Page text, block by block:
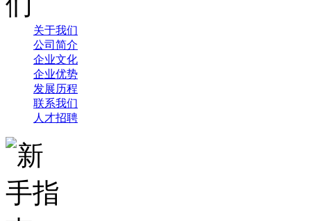
关于我们
公司简介
企业文化
企业优势
发展历程
联系我们
人才招聘